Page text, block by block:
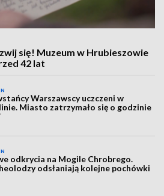
się! Muzeum w Hrubieszowie
42 lat
Warszawscy uczczeni w
Miasto zatrzymało się o godzinie
odkrycia na Mogile Chrobrego.
odsłaniają kolejne pochówki